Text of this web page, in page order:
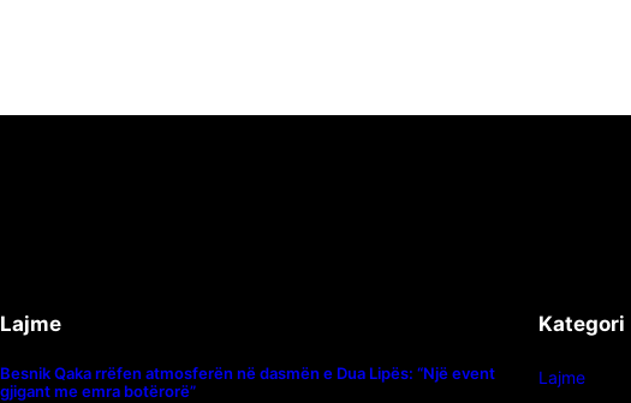
Lajme
Besnik Qaka rrëfen atmosferën në dasmën e Dua Lipës: “Një event
gjigant me emra botërorë”
Kategori
Lajme